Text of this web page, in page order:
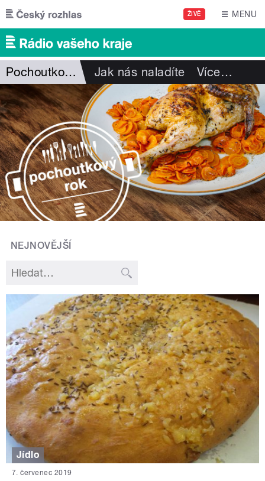
Přejít k hlavnímu obsahu
ŽIVĚ MENU
Pochoutkový rok Jak nás naladíte Více…
NEJNOVĚJŠÍ
Jídlo
7. červenec 2019